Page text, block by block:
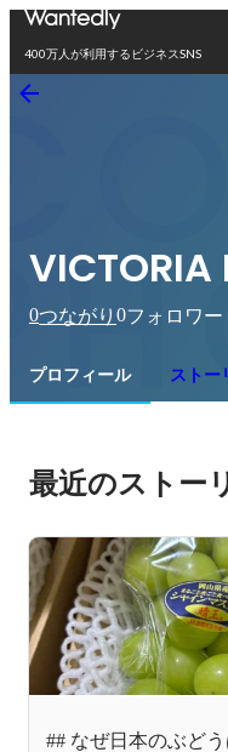
400万人が利用するビジネスSNS
VICTORIA
0つながり 0フォロワー
プロフィール ストー
最近のストー
## なぜ日本のぶど